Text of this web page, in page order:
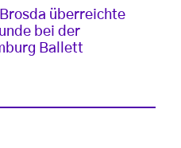
überreichte
bei der
Ballett